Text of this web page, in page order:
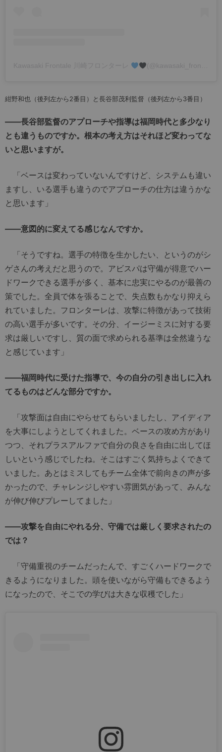
紺野和也（後列左から2番目）と長谷部茂利監督（後列左から3番目）
――長谷部監督のアプローチや指導は福岡時代と多少なり
とも違うものですか。根本の考え方はそれほど変わってな
いと思いますが。
「ベースは変わっていないんですけど、システムも違い
ますし、いる選手も違うのでアプローチの仕方は違うかな
と思います」
――意図的に変えてる感じなんですか。
「そうですね。選手の特徴を生かしたい、というのがシ
ゲさんの考えだと思うので。アビスパは守備が得意でハー
ドワークできる選手が多く、基本に忠実にやるのが最善の
策でした。全員で体を張ることで、失点数もかなり抑えら
れていました。フロンターレは、攻撃に特徴があって技術
の高い選手が多いです。その分、イージーミスに対する要
求は厳しいですし、質の面で求められる基準は全然違うな
と感じています」
――福岡時代に受けた指導で、今の自分の引き出しに入れ
てるものはどんな部分ですか。
「攻撃面は自由にやらせてもらいましたし、アイディア
を大事にしようとしてくれました。ベースの攻め方があり
つつ、それプラスアルファで自分の良さを自由に出してほ
しいという感じでしたね。そこはすごく気持ちよくできて
いました。あとはミスしてもチーム全体で前向きの声が多
かったので、チャレンジしやすい雰囲気があって、みんな
が伸び伸びプレーしてました」
――攻撃を自由にやれる分、守備では厳しく要求されたの
では？
「守備重視のチームだったんで、すごくハードワークで
きるようになりました。頭を使いながら守備もできるよう
になったので、そこでの学びは大きな収穫でした」